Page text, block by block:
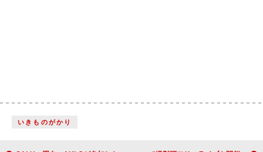
いきものがかり